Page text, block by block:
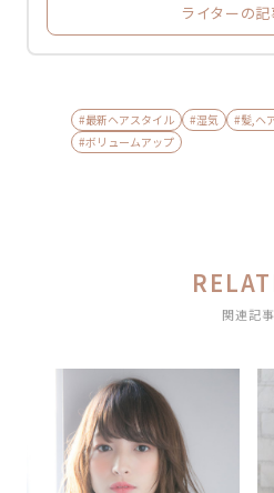
ライターの
#最新ヘアスタイル #湿気
#髪,ヘ
#ボリュームアップ
関連記事